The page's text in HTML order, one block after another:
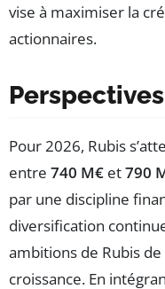
vise à maximiser la
actionnaires.
Pour 2026, Rubis
entre 740 M€ et790
par une discipline
diversification
ambitions de Rubis
croissance. En